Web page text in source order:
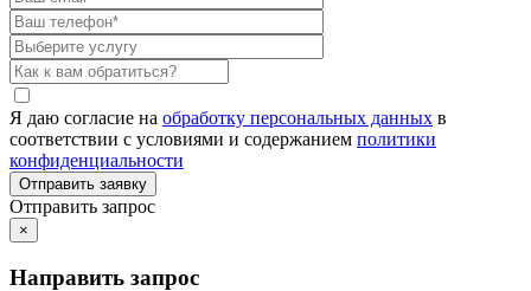
Я даю согласие на обработку персональных данных в
соответствии с условиями и содержанием политики
конфиденциальности
Отправить запрос
×
Направить запрос